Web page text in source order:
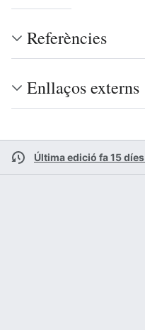
Referències
Enllaços externs
Última edició fa 15 díes